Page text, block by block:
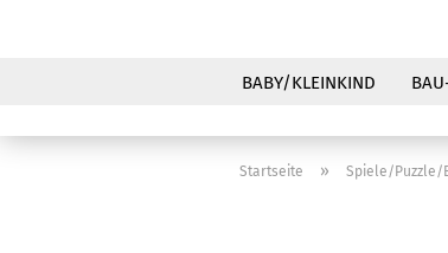
BABY/KLEINKIND
Startseite » Spiele/Puzzle/